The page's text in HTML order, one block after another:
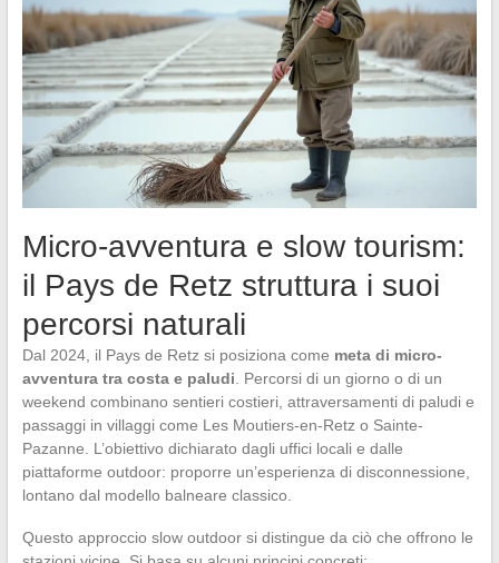
Micro-avventura e slow tourism:
il Pays de Retz struttura i suoi
percorsi naturali
Dal 2024, il Pays de Retz si posiziona come meta di micro-
avventura tra costa e paludi. Percorsi di un giorno o di un
weekend combinano sentieri costieri, attraversamenti di paludi e
passaggi in villaggi come Les Moutiers-en-Retz o Sainte-
Pazanne. L’obiettivo dichiarato dagli uffici locali e dalle
piattaforme outdoor: proporre un’esperienza di disconnessione,
lontano dal modello balneare classico.
Questo approccio slow outdoor si distingue da ciò che offrono le